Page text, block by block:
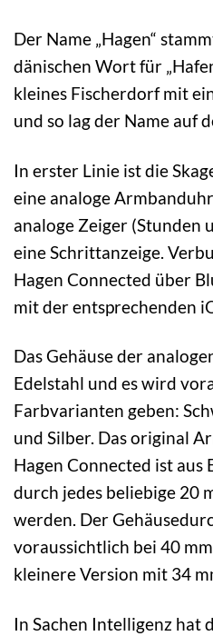
Der Name „Hagen“
dänischen Wort für
kleines Fischerdorf mit
und so lag der Name auf
In erster Linie ist die
eine analoge
analoge Zeiger (Stunden
eine Schrittanzeige.
Hagen Connected über
mit der entsprechenden
Das Gehäuse der
Edelstahl und es wird
Farbvarianten geben:
und Silber. Das original
Hagen Connected ist aus
durch jedes beliebige 20
werden. Der
voraussichtlich bei 40
kleinere Version mit 34
In Sachen Intelligenz hat